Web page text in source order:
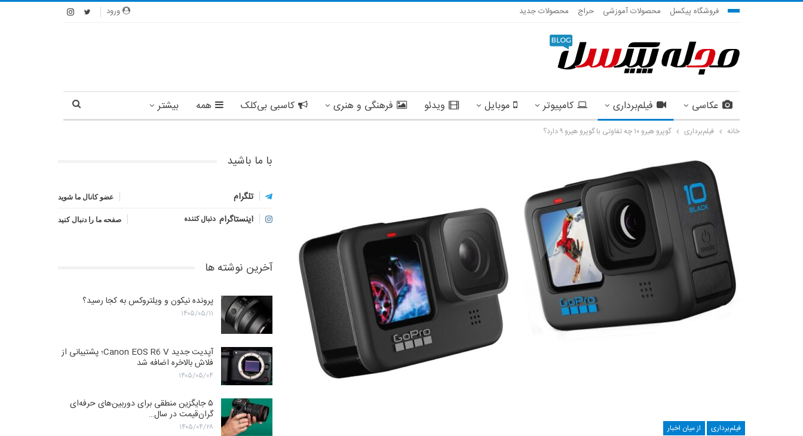
ورود فروشگاه پیکسل محصولات آموزشی حراج محصولات جدید
عکاسی فیلم‌برداری کامپیوتر موبایل ویدئو فرهنگی و هنری کاسبی بی‌کلک همه بیشتر
خانه فیلم‌برداری گوپرو هیرو ۱۰ چه تفاوتی با گوپرو هیرو ۹ دارد؟
فیلم‌برداری از میان اخبار
با ما باشید
تلگرام عضو کانال ما شوید
اینستاگرام دنبال کننده صفحه ما را دنبال کنید
آخرین نوشته ها
پرونده نیکون و ویلتروکس به کجا رسید؟
۱۴۰۵/۰۵/۱۱
آپدیت جدید Canon EOS R6 V؛ پشتیبانی از
فلاش بالاخره اضافه شد
۱۴۰۵/۰۵/۰۴
۵ جایگزین منطقی برای دوربین‌های حرفه‌ای
گران‌قیمت در سال…
۱۴۰۵/۰۴/۲۸